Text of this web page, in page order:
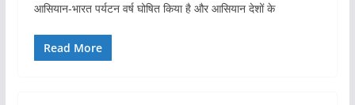
आसियान-भारत पर्यटन वर्ष घोषित किया है और आसियान देशों के
Read More